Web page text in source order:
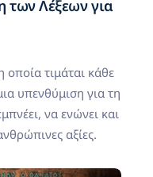
των Λέξεων για
τιμάται κάθε
υπενθύμιση για τη
να ενώνει και
αξίες.